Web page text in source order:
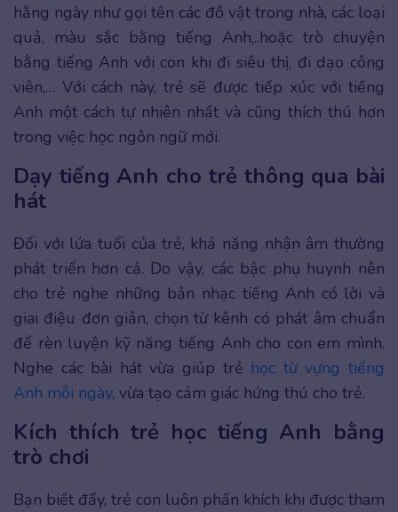
hằng ngày như gọi tên các đồ vật trong nhà, các loại
quả, màu sắc bằng tiếng Anh,..hoặc trò chuyện
bằng tiếng Anh với con khi đi siêu thị, đi dạo công
viên,… Với cách này, trẻ sẽ được tiếp xúc với tiếng
Anh một cách tự nhiên nhất và cũng thích thú hơn
trong việc học ngôn ngữ mới.
Dạy tiếng Anh cho trẻ thông qua bài
hát
Đối với lứa tuổi của trẻ, khả năng nhận âm thường
phát triển hơn cả. Do vậy, các bậc phụ huynh nên
cho trẻ nghe những bản nhạc tiếng Anh có lời và
giai điệu đơn giản, chọn từ kênh có phát âm chuẩn
để rèn luyện kỹ năng tiếng Anh cho con em mình.
Nghe các bài hát vừa giúp trẻ học từ vựng tiếng
Anh mỗi ngày, vừa tạo cảm giác hứng thú cho trẻ.
Kích thích trẻ học tiếng Anh bằng
trò chơi
Bạn biết đấy, trẻ con luôn phấn khích khi được tham